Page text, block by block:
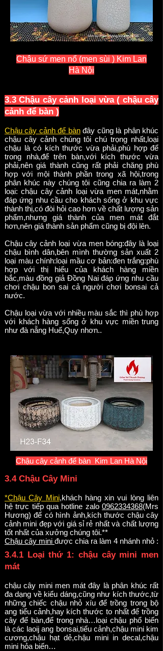
Chậu sứ men nổ (men sùi ) Kim Lan
Hà Nội
3.3 Chậu cây cảnh loại vừa ( chậu cây
cảnh để bàn )
Chậu cây cảnh để bànđây cũng là phân khúc
chậu cây cảnh chúng tôi chú trọng nhất,loại
chậu là có kích thước vừa phải,phù hợp để
trong nhà,để trên bàn,với kích thước vừa
phải,nên giá thành cũng rất phải chăng phù
hợp với mội thành phần trong xã hội,trong
phân khúc này chúng tôi cũng chia ra làm 2
loại: chậu cây cảnh loại vừa men mát,nhằm
đáp ứng nhu cầu cho khách sống ở khu vực
thành thị,có đòi hỏi cao hơn về chất lượng sản
phẩm,nhưng giá thành của men mát đắt
hơn,nên giá thành sản phẩm cũng bị đội lên.
Chậu cây cảnh loại vừa men bóng:đây là loại
chậu bình dân,bên mình thường sản xuất 2
loại màu chính:loại mầu cơ bản:đen trắng:phù
hợp với thị hiếu của khách hàng miền
bắc,màu đồng giả Đồng Nai đáp ứng nhu cầu
chơi chậu bon sai cả người chơi bonsai cả
nước.
Chậu loại vừa với nhiều màu sắc thì phù hợp
với khách hàng sống ở khu vực miền trung
như đà nẵng Huế,Quy nhơn..
Chậu cây cảnh để bàn Kim Lan Hà Nội
3.4 Chậu Cây Mini
*Chậu Cây Mini,khách hàng xin vui lòng liên
hệ trực tiếp qua hotline zalo 0962334368(Mrs
Hương) để có hình ảnh,kích thước chậu cây
cảnh mini đẹp với giá sỉ rẻ nhất và chất lượng
tốt nhất của xưởng chúng tôi.**
Chậu cây mini được chia ra làm 4 nhánh nhỏ :
3.4.1 Loại thứ 1: chậu cây mini men
mát
chậu cây mini men mát đây là phân khúc rất
đa dạng về kiểu dáng,cũng như kích thước,từ
những chiếc chậu nhỏ xíu để trồng trong bộ
ang tiểu cảnh,hay kích thước to nhất để trồng
cây để bàn,để trong nhà…loại chậu phổ biến
là các laoij ang bonsai,tiểu cảnh,chậu mini kim
cương,chậu hạt dẻ,chậu mini in decal,chậu
mini hỏa biến…